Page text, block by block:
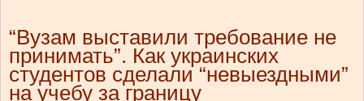
“Вузам выставили требование не
принимать”. Как украинских
студентов сделали “невыездными”
на учебу за границу